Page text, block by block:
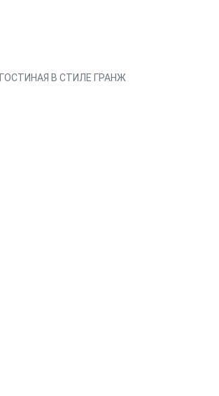
ГОСТИНАЯ В СТИЛЕ ГРАНЖ